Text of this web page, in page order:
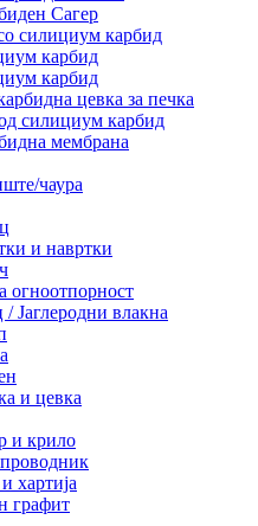
Сагер
силициум карбид
карбид
карбид
цевка за печка
силициум карбид
мембрана
чаура
и навртки
огноотпорност
Јаглеродни влакна
и цевка
и крило
хартија
графит